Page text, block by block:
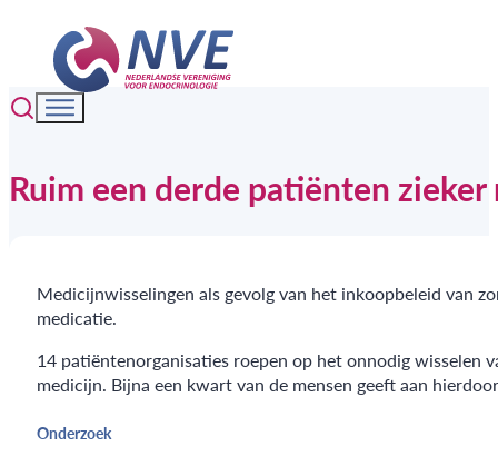
Ruim een derde patiënten
Medicijnwisselingen als gevolg van het inkoopbeleid van
medicatie.
14 patiëntenorganisaties roepen op het onnodig wisselen
medicijn. Bijna een kwart van de mensen geeft aan
Onderzoek